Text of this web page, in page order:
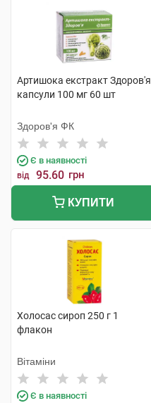
Артишока екстракт Здоров'я
капсули 100 мг 60 шт
Здоров'я ФК
Є в наявності
від 95.60 грн
КУПИТИ
Холосас сироп 250 г 1
флакон
Вітаміни
Є в наявності